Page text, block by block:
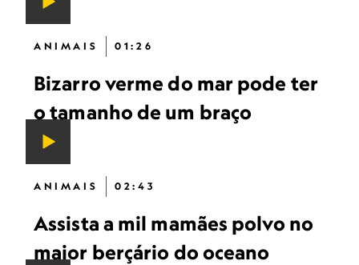
ANIMAIS 01:26
Bizarro verme do mar pode ter
o tamanho de um braço
ANIMAIS 02:43
Assista a mil mamães polvo no
maior berçário do oceano